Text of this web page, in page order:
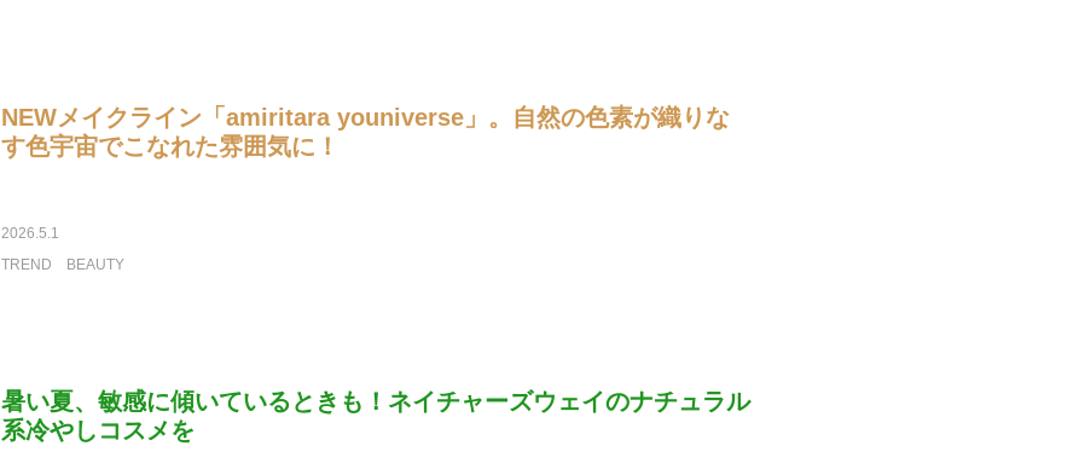
NEWメイクライン「amiritara youniverse」。自然の色素が織りな
す色宇宙でこなれた雰囲気に！
2026.5.1
TREND
BEAUTY
暑い夏、敏感に傾いているときも！ネイチャーズウェイのナチュラル
系冷やしコスメを